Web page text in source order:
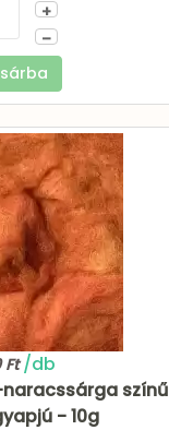
+
–
Ft/db
színű
- 10g